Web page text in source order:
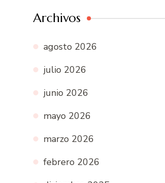
Archivos
agosto 2026
julio 2026
junio 2026
mayo 2026
marzo 2026
febrero 2026